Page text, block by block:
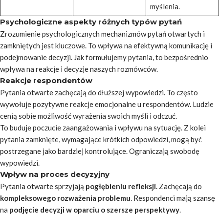
myślenia.
Psychologiczne aspekty różnych typów pytań
Zrozumienie psychologicznych mechanizmów pytań otwartych i
zamkniętych jest kluczowe. To wpływa na efektywną komunikację i
podejmowanie decyzji. Jak formułujemy pytania, to bezpośrednio
wpływa na reakcje i decyzje naszych rozmówców.
Reakcje respondentów
Pytania otwarte zachęcają do dłuższej wypowiedzi. To często
wywołujepozytywne reakcje emocjonalneu respondentów. Ludzie
cenią sobie możliwość wyrażenia swoich myśli i odczuć.
To buduje poczucie zaangażowania i wpływu na sytuację. Z kolei
pytania zamknięte, wymagające krótkich odpowiedzi, mogą być
postrzegane jako bardziej kontrolujące. Ograniczają swobodę
wypowiedzi.
Wpływ na proces decyzyjny
Pytania otwarte sprzyjają pogłębieniu refleksji. Zachęcają do
kompleksowego rozważenia problemu. Respondenci mają szansę
na podjęcie decyzji w oparciu o szersze perspektywy.